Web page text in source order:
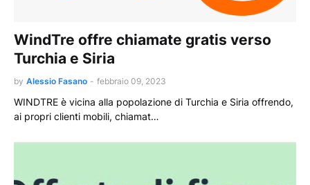
WindTre offre chiamate gratis verso
Turchia e Siria
by Alessio Fasano - febbraio 09, 2023
WINDTRE è vicina alla popolazione di Turchia e Siria offrendo,
ai propri clienti mobili, chiamat…